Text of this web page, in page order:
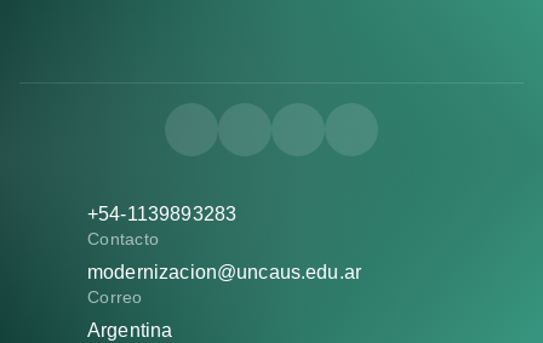
+54-1139893283
Contacto
modernizacion@uncaus.edu.ar
Correo
Argentina